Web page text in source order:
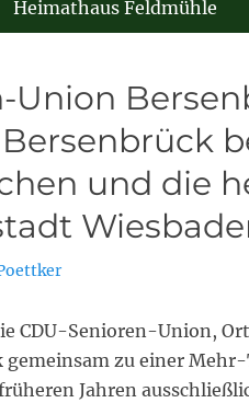
Heimathaus Feldmühle
Union
und die
CDU-Senioren-Union,
zu einer
Jahren